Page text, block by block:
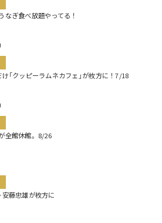
なぎ食べ放題やってる！
け｢クッピーラムネカフェ｣が枚方に！7/18
全館休館。8/26
藤忠雄が枚方に